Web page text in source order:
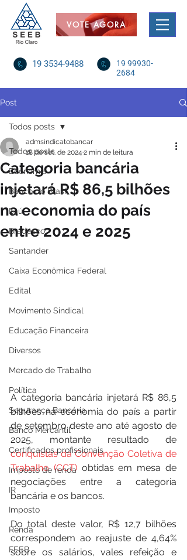
VOTE AGORA
19 3534-9488
19 99930-
2684
Post
Todos posts
Economia
Banco do Brasil
Itaú
Bradesco
Santander
Caixa Econômica Federal
Edital
Movimento Sindical
Educação Financeira
Diversos
Mercado de Trabalho
Política
Segurança Bancária
Banco Mercantil
Certificados profissionais
Imposto de renda
IR
Imposto
Renda
FEEB
Todos posts
Categoria bancária
injetará R$ 86,5 bilhões
na economia do país
entre 2024 e 2025
admsindicatobancar
18 de set. de 2024 2 min de leitura
A categoria bancária injetará R$ 86,5
bilhões na economia do país a partir
de setembro deste ano até agosto de
conquistas da Convenção Coletiva de
Trabalho (CCT) obtidas em mesa de
negociações entre a categoria
bancária e os bancos.
Do total deste valor, R$ 12,7 bilhões
correspondem ao reajuste de 4,64%
sobre os salários, vales refeição e